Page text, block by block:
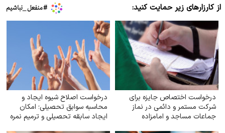
از کارزارهای زیر حمایت کنید:
درخواست اختصاص جایزه برای
شرکت مستمر و دائمی در نماز
جماعات مساجد و امامزاده
درخواست اصلاح شیوه ایجاد و
محاسبه سوابق تحصیلی؛ امکان
ایجاد سابقه تحصیلی و ترمیم نمره